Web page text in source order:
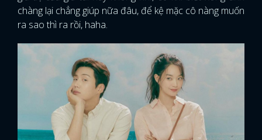
chàng lại chẳng giúp nữa đâu, để kệ mặc cô nàng muốn
ra sao thì ra rồi, haha.